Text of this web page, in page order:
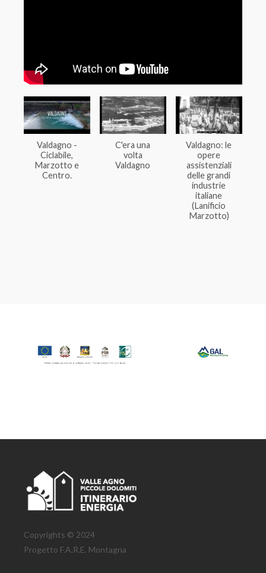
Valdagno -
Ciclabile,
Marzotto e
Centro.
C'era una
volta
Valdagno
Valdagno: le
opere
assistenziali
delle grandi
industrie
italiane
(Lanificio
Marzotto)
Copyrights © 2024
Progetto F.A.R.E. Montagna